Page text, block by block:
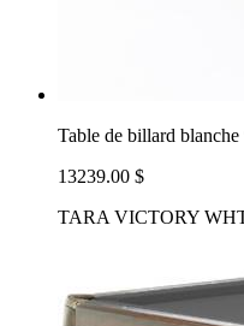
Table de billard
13239.00 $
TARA VICTORY